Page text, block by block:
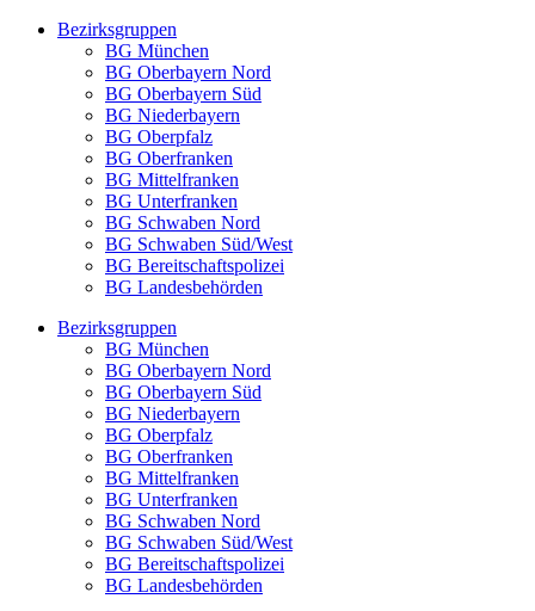
Bezirksgruppen
BG München
BG Oberbayern Nord
BG Oberbayern Süd
BG Niederbayern
BG Oberpfalz
BG Oberfranken
BG Mittelfranken
BG Unterfranken
BG Schwaben Nord
BG Schwaben Süd/West
BG Bereitschaftspolizei
BG Landesbehörden
Bezirksgruppen
BG München
BG Oberbayern Nord
BG Oberbayern Süd
BG Niederbayern
BG Oberpfalz
BG Oberfranken
BG Mittelfranken
BG Unterfranken
BG Schwaben Nord
BG Schwaben Süd/West
BG Bereitschaftspolizei
BG Landesbehörden